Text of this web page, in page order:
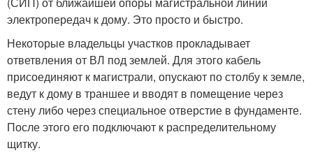
электропередач к дому. Это просто и быстро.
Некоторые владельцы участков прокладывает
ответвления от ВЛ под землей. Для этого кабель
присоединяют к магистрали, опускают по столбу к земле,
ведут к дому в траншее и вводят в помещение через
стену либо через специальное отверстие в фундаменте.
После этого его подключают к распределительному
щитку.